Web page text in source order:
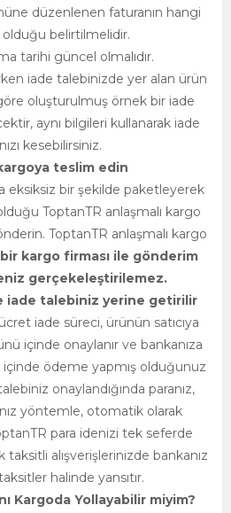
düzenlenen faturanın hangi
olduğu belirtilmelidir.
tarihi güncel olmalıdır.
iade talebinizde yer alan ürün
oluşturulmuş örnek bir iade
aynı bilgileri kullanarak iade
kesebilirsiniz.
teslim edin
eksiksiz bir şekilde paketleyerek
ToptanTR anlaşmalı kargo
ToptanTR anlaşmalı kargo
bir kargo firması ile gönderim
gerçekeleştirilemez.
iade talebiniz yerine getirilir
iade süreci, ürünün satıcıya
içinde onaylanır ve bankanıza
içinde ödeme yapmış olduğunuz
onaylandığında paranız,
yöntemle, otomatik olarak
para idenizi tek seferde
alışverişlerinizde bankanız
halinde yansıtır.
Kargoda Yollayabilir miyim?